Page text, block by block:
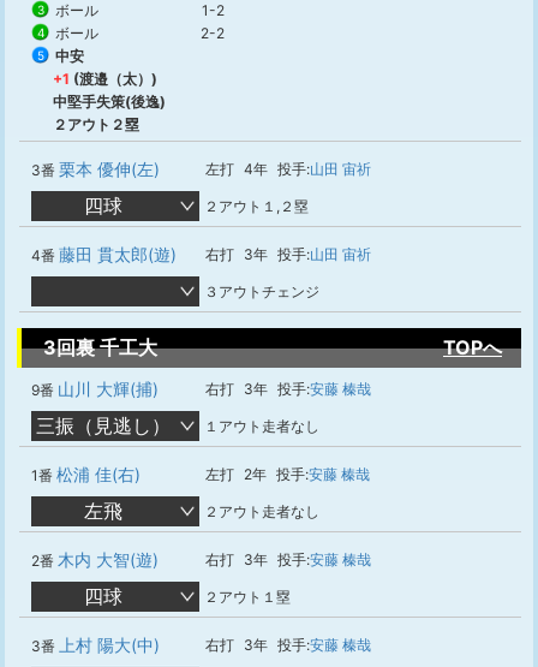
3 ボール 1-2
4 ボール 2-2
5
中安
+1 (渡邉（太）)
中堅手失策(後逸)
２アウト２塁
3番 栗本 優伸(左) 左打 4年 投手:山田 宙祈
四球 ２アウト１,２塁
4番 藤田 貫太郎(遊) 右打 3年 投手:山田 宙祈
３アウトチェンジ
3回裏 千工大 TOPへ
9番 山川 大輝(捕) 右打 3年 投手:安藤 榛哉
三振（見逃し） １アウト走者なし
1番 松浦 佳(右) 左打 2年 投手:安藤 榛哉
左飛 ２アウト走者なし
2番 木内 大智(遊) 右打 3年 投手:安藤 榛哉
四球 ２アウト１塁
3番 上村 陽大(中) 右打 3年 投手:安藤 榛哉